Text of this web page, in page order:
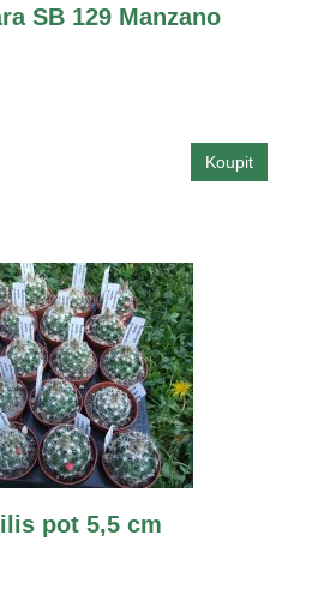
SB 129 Manzano
pot 5,5 cm